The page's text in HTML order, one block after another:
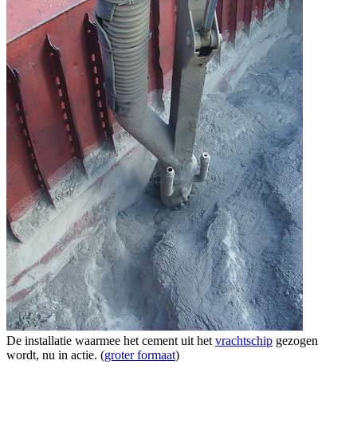
De installatie waarmee het cement uit het vrachtschip gezogen
wordt, nu in actie. (groter formaat)